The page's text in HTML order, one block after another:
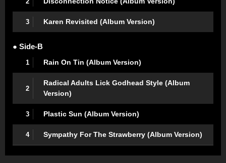
3 Karen Revisited (Album Version)
● Side-B
1 Rain On Tin (Album Version)
2
Radical Adults Lick Godhead Style (Album
Version)
3 Plastic Sun (Album Version)
4 Sympathy For The Strawberry (Album Version)